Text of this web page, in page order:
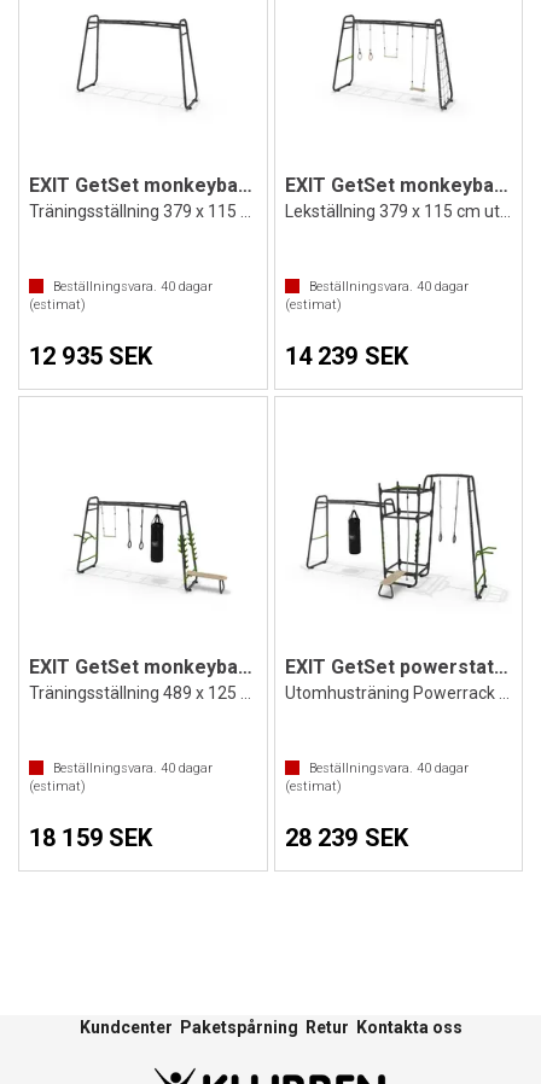
EXIT GetSet monkeybar MB300
Beställningsvara. 40 dagar
(estimat)
12 935 SEK
EXIT GetSet monkeybar MB310
Lekställning 379 x 115 cm utrustad
Beställningsvara. 40dagar
(estimat)
14 239 SEK
EXIT GetSet monkeybar MB330
Beställningsvara. 40 dagar
(estimat)
18 159 SEK
EXIT GetSet powerstation PS610
Beställningsvara. 40dagar
(estimat)
28 239 SEK
Kundcenter Paketspårning Retur Kontakta oss